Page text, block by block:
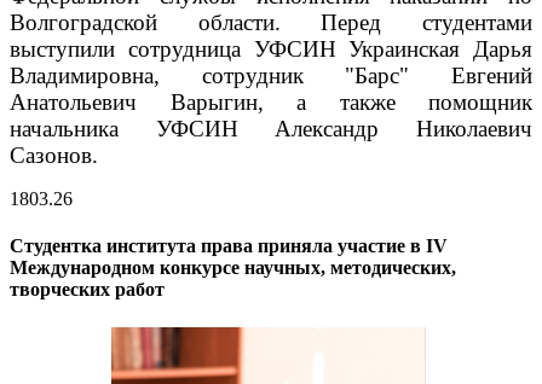
Волгоградской области. Перед студентами
выступили сотрудница УФСИН Украинская Дарья
Владимировна, сотрудник "Барс" Евгений
Анатольевич Варыгин, а также помощник
начальника УФСИН Александр Николаевич
Сазонов.
1803.26
Студентка института права приняла участие в IV
Международном конкурсе научных, методических,
творческих работ